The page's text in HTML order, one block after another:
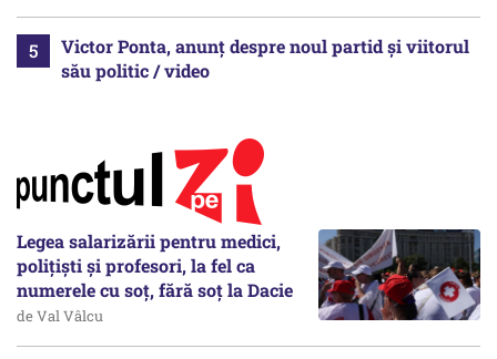
Victor Ponta, anunț despre noul partid și viitorul
său politic / video
Legea salarizării pentru medici,
polițiști și profesori, la fel ca
numerele cu soț, fără soț la Dacie
de Val Vâlcu